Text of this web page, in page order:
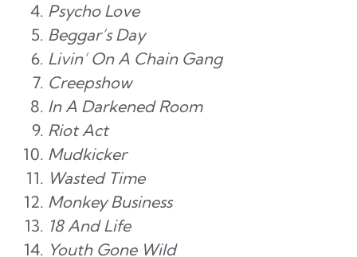
Psycho Love
Beggar’s Day
Livin’ On A Chain Gang
Creepshow
In A Darkened Room
Riot Act
Mudkicker
Wasted Time
Monkey Business
18 And Life
Youth Gone Wild